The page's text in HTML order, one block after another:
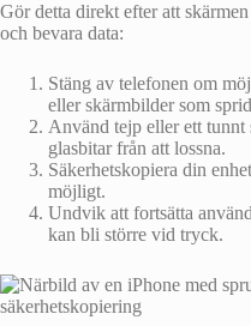
Gör detta direkt efter att
och bevara data:
Stäng av telefonen om
eller skärmbilder som
Använd tejp eller ett
glasbitar från att lossna.
Säkerhetskopiera din
möjligt.
Undvik att fortsätta
kan bli större vid tryck.